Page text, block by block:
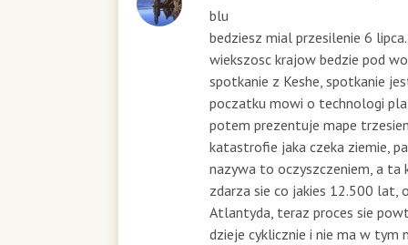
blu
bedziesz mial przesilenie 6
wiekszosc krajow bedzie pod
spotkanie z Keshe, spotkanie
poczatku mowi o technologi
potem prezentuje mape
katastrofie jaka czeka ziemie,
nazywa to oczyszczeniem, a
zdarza sie co jakies 12.500 lat,
Atlantyda, teraz proces sie
dzieje cyklicznie i nie ma w tym